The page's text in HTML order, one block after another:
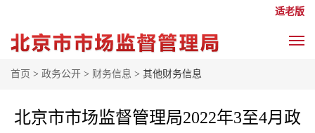
适老版
首页 > 政务公开 > 财务信息 > 其他财务信息
北京市市场监督管理局2022年3至4月政